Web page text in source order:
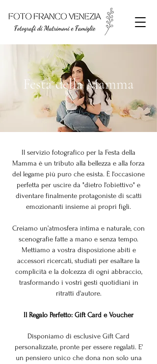
Festa della Mamma
Il servizio fotografico per la Festa della
Mamma è un tributo alla bellezza e alla forza
del legame più puro che esista. È l'occasione
perfetta per uscire da "dietro l'obiettivo" e
diventare finalmente protagoniste di scatti
emozionanti insieme ai propri figli.
Creiamo un’atmosfera intima e naturale, con
scenografie fatte a mano e senza tempo.
Mettiamo a vostra disposizione abiti e
accessori ricercati, studiati per esaltare la
complicità e la dolcezza di ogni abbraccio,
trasformando i vostri gesti quotidiani in
ritratti d'autore.
Il Regalo Perfetto: Gift Card e Voucher
Disponiamo di esclusive Gift Card
personalizzate, pronte per essere regalati. E'
un pensiero unico che dona non solo una